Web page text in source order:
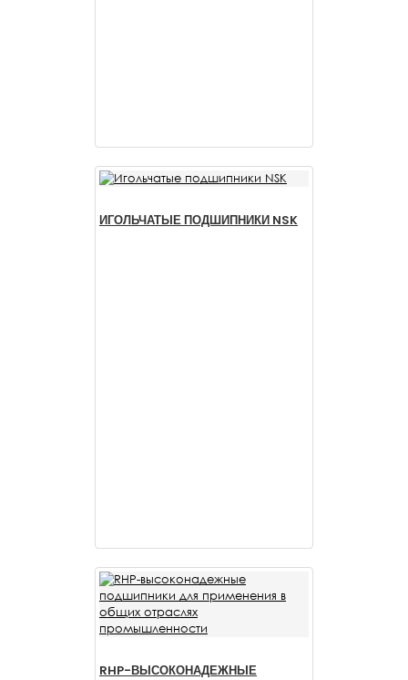
ИГОЛЬЧАТЫЕ ПОДШИПНИКИ NSK
RHP-ВЫСОКОНАДЕЖНЫЕ